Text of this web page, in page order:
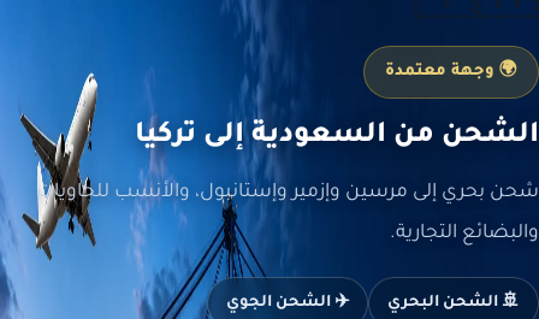
🌍 وجهة معتمدة
الشحن من السعودية إلى تركيا
شحن بحري إلى مرسين وإزمير وإستانبول، والأنسب للحاويات
والبضائع التجارية.
🚢 الشحن البحري ✈️ الشحن الجوي